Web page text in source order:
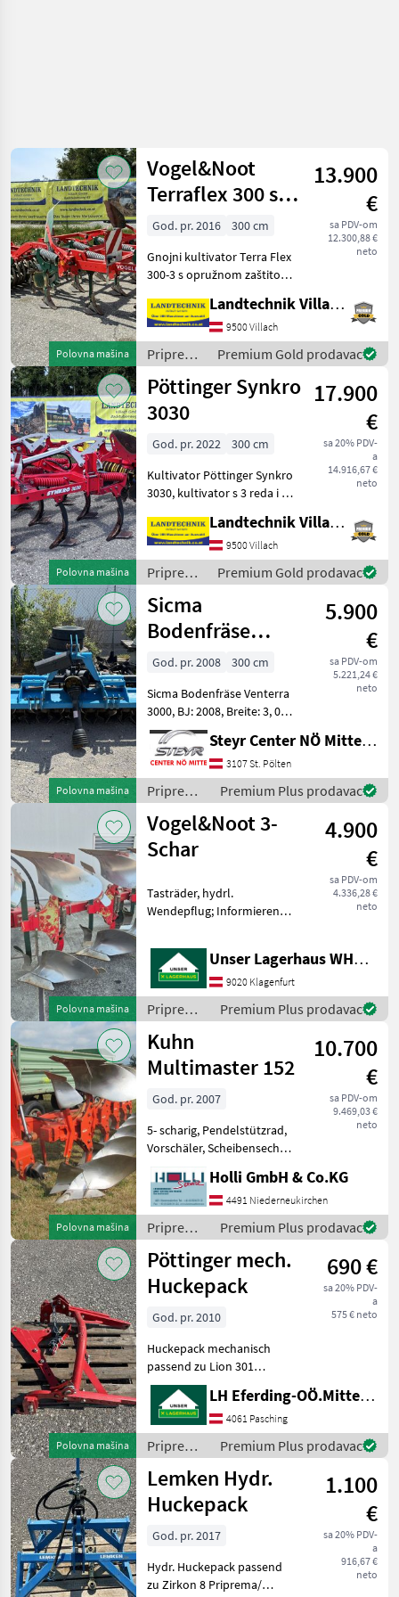
Polovna mašina
Vogel&Noot
Terraflex 300 s 3
grede
13.900
€
sa PDV-om
12.300,88 €
neto
God. pr. 2016
300 cm
Gnojni kultivator Terra Flex
300-3 s opružnom zaštitom
krilnih motica s MultiQuick
sustavom za brzu izmjenu,
sklopivim vodećim
pločama, mehanič
Landtechnik Villach GmbH
9500 Villach
Priprema/
obrada
tla
(plugovi,
kultivatori,
tanjurače
Vogel&Noot
Premium Gold prodavac
Polovna mašina
Pöttinger Synkro
3030
17.900
€
sa 20% PDV-
a
14.916,67 €
neto
God. pr. 2022
300 cm
Kultivator Pöttinger Synkro
3030, kultivator s 3 reda i 11
razmak zubaca 270 mm,
visina okvira 85 cm, razmak
zubaca 75 cm za
maksimalni p
Landtechnik Villach GmbH
9500 Villach
Priprema/
obrada
tla
(plugovi,
kultivatori,
tanjurače
Pöttinger
Premium Gold prodavac
Polovna mašina
Sicma
Bodenfräse
Venterra 3000
5.900
€
sa PDV-om
5.221,24 €
neto
God. pr. 2008
300 cm
Sicma Bodenfräse Venterra
3000, BJ: 2008, Breite: 3, 00
m, Stabwalze, Gelenkwelle,
Ansprechpartner: Gerhard
Wagner Zglovno vratilo
Priprema/ obrada tla
(plugovi, kult
Steyr Center NÖ Mitte Landmaschinentechnik GmbH
3107 St. Pölten
Priprema/
obrada tla
(plugovi,
kultivatori,
tanjurače
Sicma
Premium Plus prodavac
Polovna mašina
Vogel&Noot 3-
Schar
4.900
€
sa PDV-om
4.336,28 €
neto
Tasträder, hydrl.
Wendepflug; Informieren
Antritt telefonisch, ob die
von Ihnen angefragte
Maschineaktuell bei uns am
Lager steht. Wir inser
Unser Lagerhaus WHG, Kärnten, Klagenfurt
9020 Klagenfurt
Priprema/
obrada tla
(plugovi,
kultivatori,
tanjurače
i dr.) /
Premium Plus prodavac
Polovna mašina
Kuhn
Multimaster 152
10.700
€
sa PDV-om
9.469,03 €
neto
God. pr. 2007
5- scharig, Pendelstützrad,
Vorschäler, Scheibenseche,
einsatzbereit Hidraulični
plug obrtač, Broj plužnih
tijela (brazde): 5 i više
plužnih ti
Holli GmbH & Co.KG
4491 Niederneukirchen
Priprema/
obrada tla
(plugovi,
kultivatori,
tanjurače
i dr.) /
Premium Plus prodavac
Polovna mašina
Pöttinger mech.
Huckepack
690 €
sa 20% PDV-
a
575 € neto
God. pr. 2010
Huckepack mechanisch
passend zu Lion 301
Priprema/ obrada tla
(plugovi, kultivatori,
tanjurače i dr.) Roto drljače,
tanjurače, kombinacije
LH Eferding-OÖ.Mitte, Hörsching
4061 Pasching
Priprema/
obrada tla
(plugovi,
kultivatori,
tanjurače
i dr.) /
Premium Plus prodavac
Lemken Hydr.
Huckepack
1.100
€
sa 20% PDV-
a
916,67 €
neto
God. pr. 2017
Hydr. Huckepack passend
zu Zirkon 8 Priprema/